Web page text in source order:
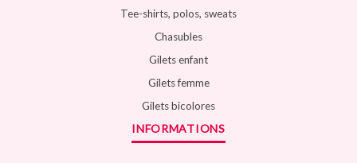
Tee-shirts, polos, sweats
Chasubles
Gilets enfant
Gilets femme
Gilets bicolores
INFORMATIONS